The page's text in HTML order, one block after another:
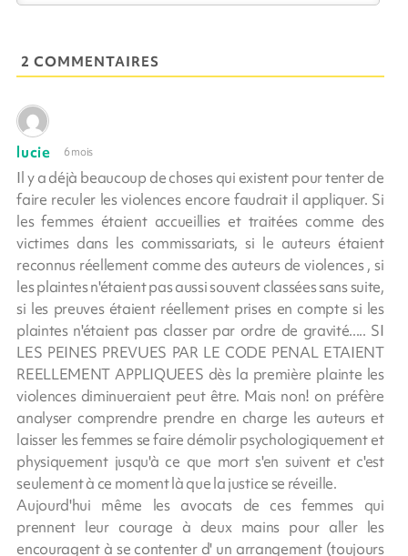
2 COMMENTAIRES
lucie 6 mois
Il y a déjà beaucoup de choses qui existent pour tenter de
faire reculer les violences encore faudrait il appliquer. Si
les femmes étaient accueillies et traitées comme des
victimes dans les commissariats, si le auteurs étaient
reconnus réellement comme des auteurs de violences , si
les plaintes n'étaient pas aussi souvent classées sans suite,
si les preuves étaient réellement prises en compte si les
plaintes n'étaient pas classer par ordre de gravité..... SI
LES PEINES PREVUES PAR LE CODE PENAL ETAIENT
REELLEMENT APPLIQUEES dès la première plainte les
violences diminueraient peut être. Mais non! on préfère
analyser comprendre prendre en charge les auteurs et
laisser les femmes se faire démolir psychologiquement et
physiquement jusqu'à ce que mort s'en suivent et c'est
seulement à ce moment là que la justice se réveille.
Aujourd'hui même les avocats de ces femmes qui
prennent leur courage à deux mains pour aller les
encouragent à se contenter d' un arrangement (toujours